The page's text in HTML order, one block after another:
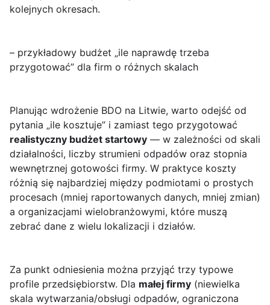
kolejnych okresach.
– przykładowy budżet „ile naprawdę trzeba
przygotować” dla firm o różnych skalach
Planując wdrożenie BDO na Litwie, warto odejść od
pytania „ile kosztuje” i zamiast tego przygotować
realistyczny budżet startowy — w zależności od skali
działalności, liczby strumieni odpadów oraz stopnia
wewnętrznej gotowości firmy. W praktyce koszty
różnią się najbardziej między podmiotami o prostych
procesach (mniej raportowanych danych, mniej zmian)
a organizacjami wielobranżowymi, które muszą
zebrać dane z wielu lokalizacji i działów.
Za punkt odniesienia można przyjąć trzy typowe
profile przedsiębiorstw. Dla małej firmy (niewielka
skala wytwarzania/obsługi odpadów, ograniczona